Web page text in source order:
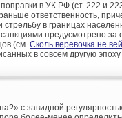
в УК РФ (ст. 222 и
ответственность,
в границах
предусмотрено за
(см. Сколь веревочка не
в совсем другую
с завидной